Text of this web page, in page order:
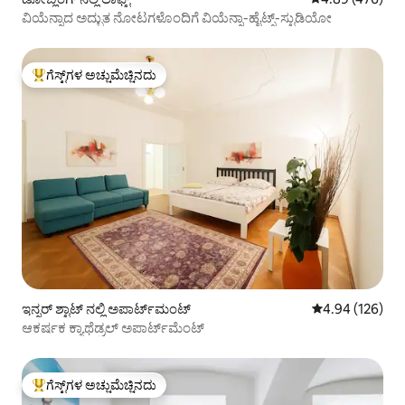
ವಿಯೆನ್ನಾದ ಅದ್ಭುತ ನೋಟಗಳೊಂದಿಗೆ ವಿಯೆನ್ನಾ-ಹೈಟ್ಸ್-ಸ್ಟುಡಿಯೋ
ಗೆಸ್ಟ್‌ಗಳಿಗೆ ಅತಿ ಹೆಚ್ಚು ಅಚ್ಚುಮೆಚ್ಚಿನದು
ಗೆಸ್ಟ್‌ಗಳ ಅಚ್ಚುಮೆಚ್ಚಿನದು
ಇನ್ನರ್ ಶ್ಟಾಟ್ ನಲ್ಲಿ ಅಪಾರ್ಟ್‌ಮಂಟ್ 5 ರಲ್ಲಿ 4.94
4.94 (126)
ಆಕರ್ಷಕ ಕ್ಯಾಥೆಡ್ರಲ್ ಅಪಾರ್ಟ್‌ಮೆಂಟ್
ಗೆಸ್ಟ್‌ಗಳಿಗೆ ಅತಿ ಹೆಚ್ಚು ಅಚ್ಚುಮೆಚ್ಚಿನದು
ಗೆಸ್ಟ್‌ಗಳ ಅಚ್ಚುಮೆಚ್ಚಿನದು